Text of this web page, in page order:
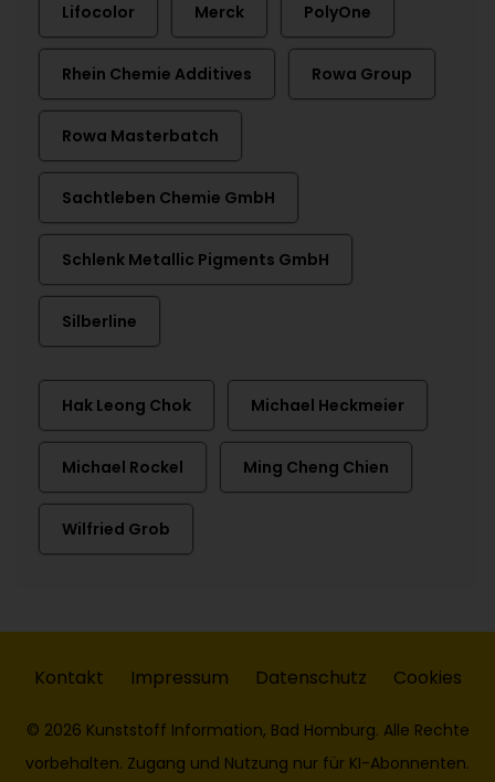
Lifocolor Merck PolyOne
Rhein Chemie Additives Rowa Group
Rowa Masterbatch
Sachtleben Chemie GmbH
Schlenk Metallic Pigments GmbH
Silberline
Hak Leong Chok Michael Heckmeier
Michael Rockel Ming Cheng Chien
Wilfried Grob
Kontakt Impressum Datenschutz Cookies
© 2026 Kunststoff Information, Bad Homburg. Alle Rechte
vorbehalten. Zugang und Nutzung nur für KI-Abonnenten.